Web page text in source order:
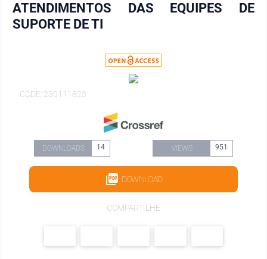
ATENDIMENTOS DAS EQUIPES DE
SUPORTE DE TI
CODE: 230111823
DOWNLOADS 14 VIEWS 951
DOWNLOAD
COMPARTILHE